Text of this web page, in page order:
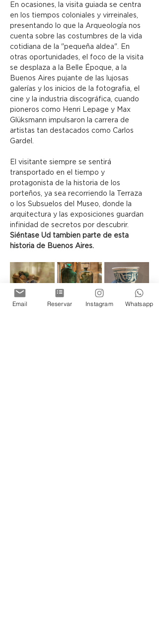
En ocasiones, la visita guiada se centra
en los tiempos coloniales y virreinales,
presentando lo que la Arqueología nos
cuenta sobre las costumbres de la vida
cotidiana de la "pequeña aldea". En
otras oportunidades, el foco de la visita
se desplaza a la Belle Époque, a la
Buenos Aires pujante de las lujosas
galerías y los inicios de la fotografia, el
cine y la industria discográfica, cuando
pioneros como Henri Lepage y Max
Glüksmann impulsaron la carrera de
artistas tan destacados como Carlos
Gardel.
El visitante siempre se sentirá
transportado en el tiempo y
protagonista de la historia de los
porteños, ya sea recorriendo la Terraza
o los Subsuelos del Museo, donde la
arquitectura y las exposiciones guardan
infinidad de secretos por descubrir.
Siéntase Ud tambien parte de esta
historia de Buenos Aires.
Email Reservar Instagram Whatsapp